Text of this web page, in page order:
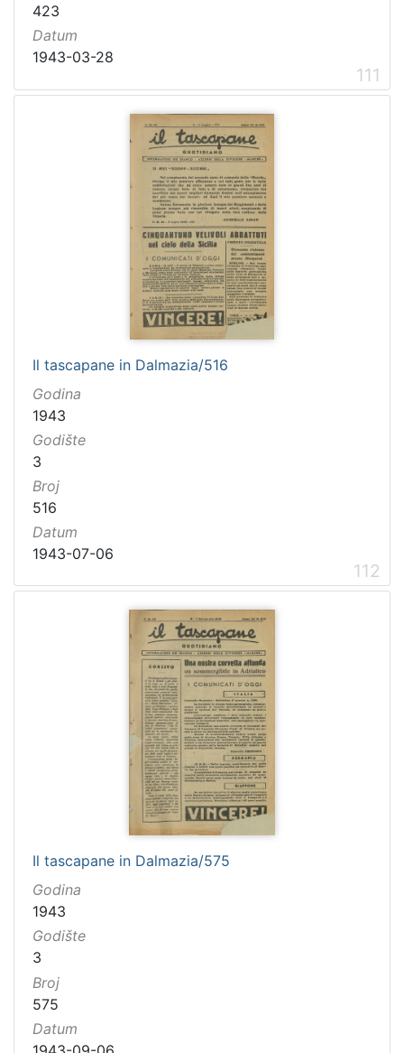
423
Datum
1943-03-28
111
Il tascapane in Dalmazia/516
Godina
1943
Godište
3
Broj
516
Datum
1943-07-06
112
Il tascapane in Dalmazia/575
Godina
1943
Godište
3
Broj
575
Datum